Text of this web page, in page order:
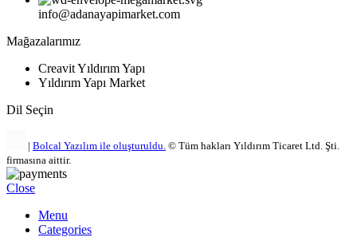
info@adanayapimarket.com
Mağazalarımız
Creavit Yıldırım Yapı
Yıldırım Yapı Market
Dil Seçin
| Bolcal Yazılım ile oluşturuldu. © Tüm hakları Yıldırım Ticaret Ltd. Şti.
firmasına aittir.
Close
Menu
Categories